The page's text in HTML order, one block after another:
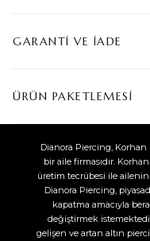
GARANTI VE İADE
ÜRÜN PAKETLEMESI
Dianora Piercing,
bir aile firmasıdır.
üretim tecrübesi ile
Dianora Piercing,
kapatma amacıyla
değiştirmek
gelişen ve artan altın